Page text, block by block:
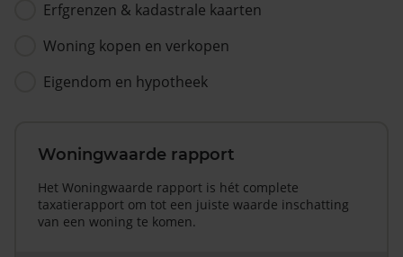
Erfgrenzen & kadastrale kaarten
Woning kopen en verkopen
Eigendom en hypotheek
Woningwaarde rapport
Het Woningwaarde rapport is hét complete
taxatierapport om tot een juiste waarde inschatting
van een woning te komen.